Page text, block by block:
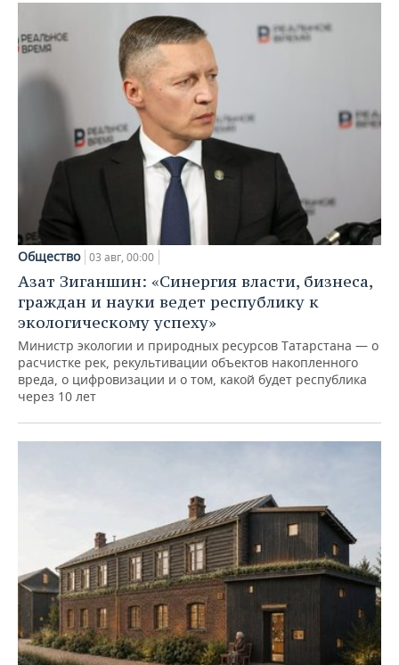
Общество 03 авг, 00:00
Азат Зиганшин: «Синергия власти, бизнеса,
граждан и науки ведет республику к
экологическому успеху»
Министр экологии и природных ресурсов Татарстана — о
расчистке рек, рекультивации объектов накопленного
вреда, о цифровизации и о том, какой будет республика
через 10 лет